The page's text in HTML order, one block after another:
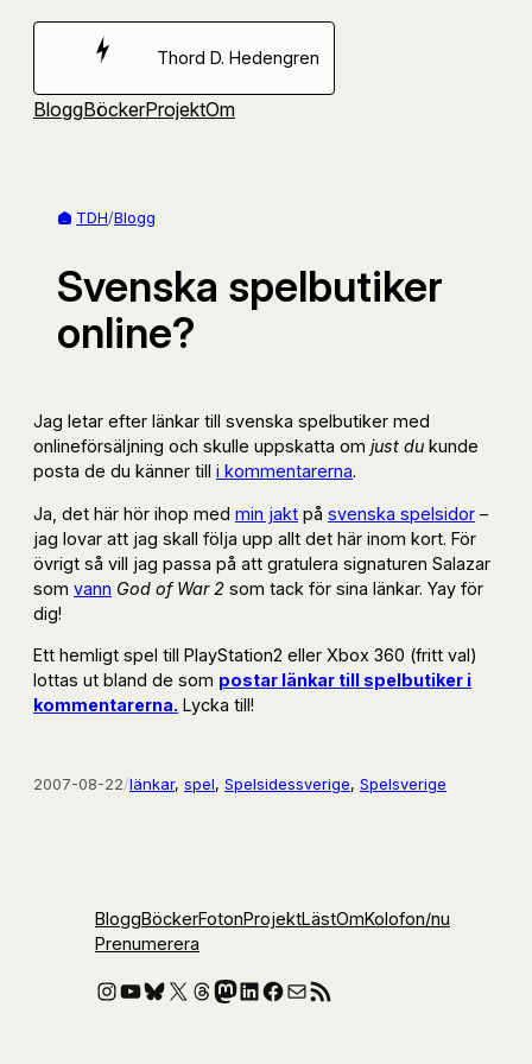
Hoppa
Thord D. Hedengren
BloggBöckerProjektOm
TDH/Blogg
Svenska spelbutiker
online?
Jag letar efter länkar till svenska spelbutiker med
onlineförsäljning och skulle uppskatta om just du kunde
posta de du känner till i kommentarerna.
Ja, det här hör ihop med min jakt på svenska spelsidor –
jag lovar att jag skall följa upp allt det här inom kort. För
övrigt så vill jag passa på att gratulera signaturen Salazar
som vann God of War 2 som tack för sina länkar. Yay för
dig!
Ett hemligt spel till PlayStation2 eller Xbox 360 (fritt val)
lottas ut bland de som postar länkar till spelbutiker i
kommentarerna. Lycka till!
2007-08-22/länkar, spel, Spelsidessverige, Spelsverige
BloggBöckerFotonProjektLästOmKolofon/nu
Prenumerera
Instagram
YouTube
Bluesky
X Threads
Mastodon
LinkedIn
Facebook
E-postRSS-flöde